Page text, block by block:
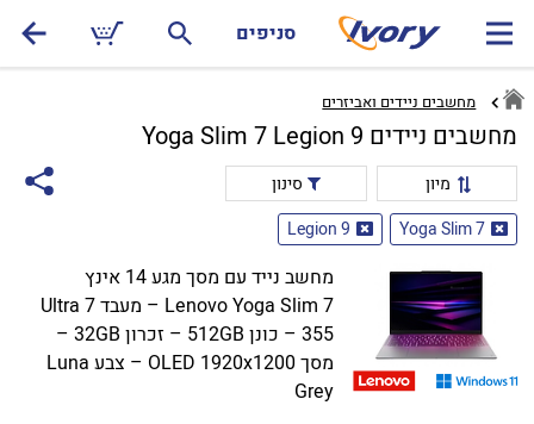
סניפים
מחשבים ניידים ואביזרים
מחשבים ניידים Yoga Slim 7 Legion 9
מיון
סינון
Yoga Slim 7
Legion 9
מחשב נייד עם מסך מגע 14 אינץ
Lenovo Yoga Slim 7 – מעבד Ultra 7
355 – כונן 512GB – זכרון 32GB –
מסך OLED 1920x1200 – צבע Luna
Grey